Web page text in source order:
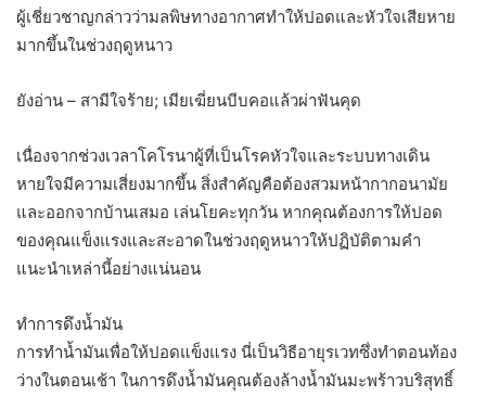
ผู้เชี่ยวชาญกล่าวว่ามลพิษทางอากาศทำให้ปอดและหัวใจเสียหาย
มากขึ้นในช่วงฤดูหนาว
ยังอ่าน – สามีใจร้าย; เมียเฆี่ยนบีบคอแล้วผ่าฟันคุด
เนื่องจากช่วงเวลาโคโรนาผู้ที่เป็นโรคหัวใจและระบบทางเดิน
หายใจมีความเสี่ยงมากขึ้น สิ่งสำคัญคือต้องสวมหน้ากากอนามัย
และออกจากบ้านเสมอ เล่นโยคะทุกวัน หากคุณต้องการให้ปอด
ของคุณแข็งแรงและสะอาดในช่วงฤดูหนาวให้ปฏิบัติตามคำ
แนะนำเหล่านี้อย่างแน่นอน
ทำการดึงน้ำมัน
การทำน้ำมันเพื่อให้ปอดแข็งแรง นี่เป็นวิธีอายุรเวทซึ่งทำตอนท้อง
ว่างในตอนเช้า ในการดึงน้ำมันคุณต้องล้างน้ำมันมะพร้าวบริสุทธิ์